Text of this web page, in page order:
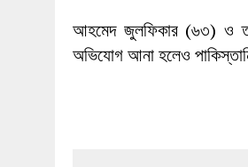
আহমেদ জুলফিকার (৬৩) ও
অভিযোগ আনা হলেও